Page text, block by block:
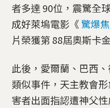
者多達 90位，震驚全
成好萊塢電影《 驚爆
片榮獲第 88屆奧斯卡
此後，愛爾蘭、巴西
類似事件，天主教會
害者出面指認遭神父性